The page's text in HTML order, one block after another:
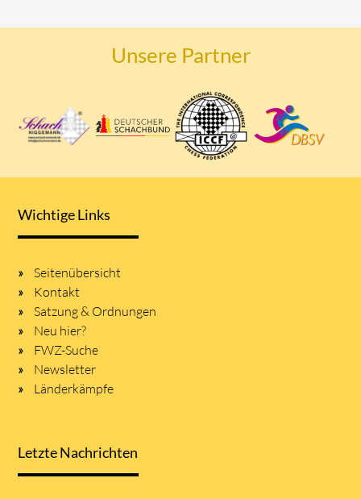
Unsere Partner
Wichtige Links
Seitenübersicht
Kontakt
Satzung & Ordnungen
Neu hier?
FWZ-Suche
Newsletter
Länderkämpfe
Letzte Nachrichten